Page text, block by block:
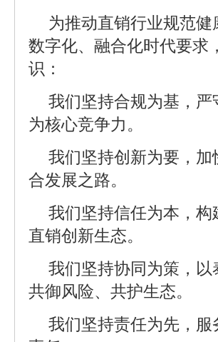
为推动直销行业规范
数字化、融合化时代要求
识：
我们坚持合规为基，
为核心竞争力。
我们坚持创新为要，
合发展之路。
我们坚持信任为本，
直销创新生态。
我们坚持协同为策，
共御风险、共护生态。
我们坚持责任为先，